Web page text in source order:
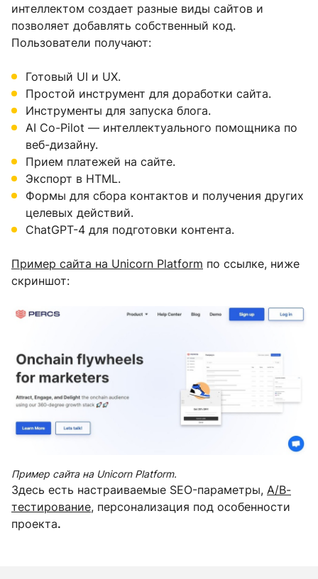
интеллектом создает разные виды сайтов и
позволяет добавлять собственный код.
Пользователи получают:
Готовый UI и UX.
Простой инструмент для доработки сайта.
Инструменты для запуска блога.
AI Co-Pilot — интеллектуального помощника по
веб-дизайну.
Прием платежей на сайте.
Экспорт в HTML.
Формы для сбора контактов и получения других
целевых действий.
ChatGPT-4 для подготовки контента.
Пример сайта на Unicorn Platform по ссылке, ниже
скриншот:
Пример сайта на Unicorn Platform.
Здесь есть настраиваемые SEO-параметры, А/В-
тестирование, персонализация под особенности
проекта.